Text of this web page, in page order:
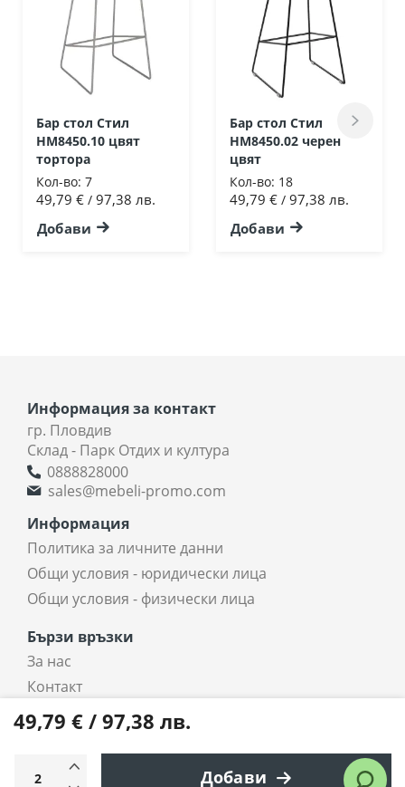
49,79 € / 97,38 лв.
Добави
Бар стол Стил
HM8450.10 цвят
тортора
Кол-во: 7
49,79 € / 97,38 лв.
Добави
Бар стол Стил
HM8450.02 черен
цвят
Кол-во: 18
49,79 € / 97,38 лв.
Добави
Информация за контакт
гр. Пловдив
Склад - Парк Отдих и култура
0888828000
sales@mebeli-promo.com
Информация
Политика за личните данни
Общи условия - юридически лица
Общи условия - физически лица
Бързи връзки
За нас
Контакт
coradi.bg - интернет магазин
Всички права запазени © 2025 coradi.bg
Електронен магазин